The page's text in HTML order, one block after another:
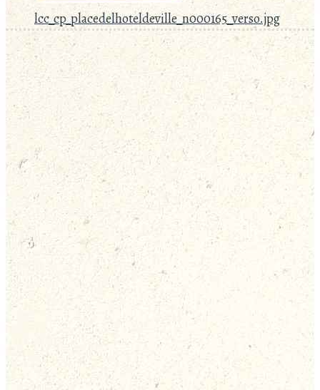
lcc_cp_placedelhoteldeville_n000165_verso.jpg